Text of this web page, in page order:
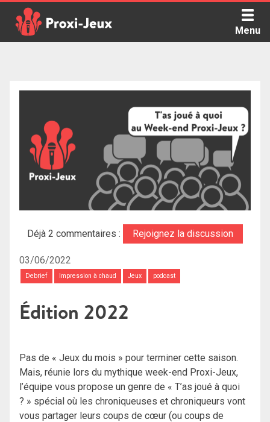
content
Menu
Déjà 2 commentaires : Rejoignez la discussion
03/06/2022
Debrief Impression à chaud Jeux podcast
Édition 2022
Pas de « Jeux du mois » pour terminer cette saison.
Mais, réunie lors du mythique week-end Proxi-Jeux,
l’équipe vous propose un genre de « T’as joué à quoi
? » spécial où les chroniqueuses et chroniqueurs vont
vous partager leurs coups de cœur (ou coups de